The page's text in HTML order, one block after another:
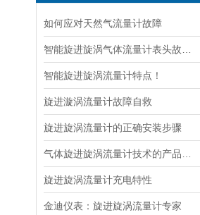
如何应对天然气流量计故障
智能旋进旋涡流量计特点！
旋进漩涡流量计故障自救
旋进旋涡流量计的正确安装步骤
旋进旋涡流量计充电特性
金迪仪表：旋进旋涡流量计专家